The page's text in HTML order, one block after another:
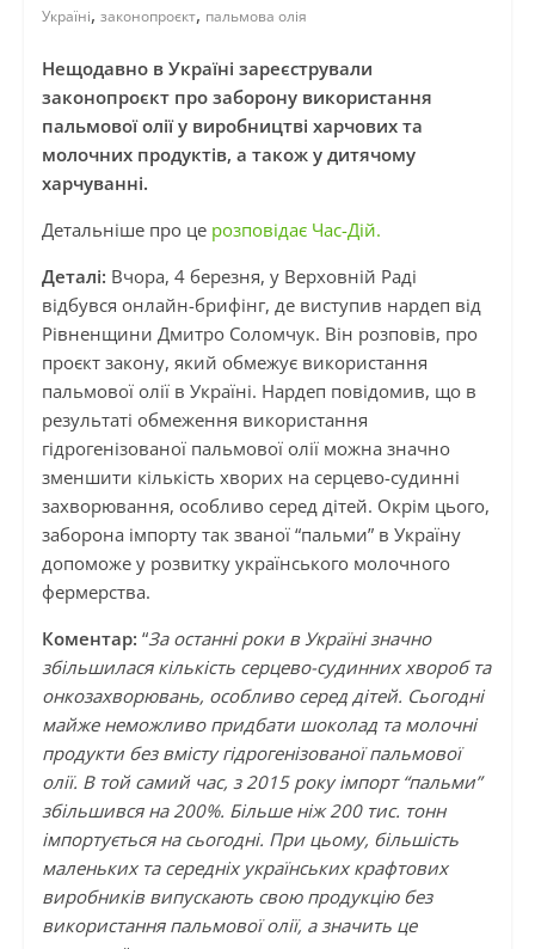
Україні, законопроєкт, пальмова олія
Нещодавно в Україні зареєстрували
законопроєкт про заборону використання
пальмової олії у виробництві харчових та
молочних продуктів, а також у дитячому
харчуванні.
Детальніше про це розповідає Час-Дій.
Деталі: Вчора, 4 березня, у Верховній Раді
відбувся онлайн-брифінг, де виступив нардеп від
Рівненщини Дмитро Соломчук. Він розповів, про
проєкт закону, який обмежує використання
пальмової олії в Україні. Нардеп повідомив, що в
результаті обмеження використання
гідрогенізованої пальмової олії можна значно
зменшити кількість хворих на серцево-судинні
захворювання, особливо серед дітей. Окрім цього,
заборона імпорту так званої “пальми” в Україну
допоможе у розвитку українського молочного
фермерства.
Коментар: “За останні роки в Україні значно
збільшилася кількість серцево-судинних хвороб та
онкозахворювань, особливо серед дітей. Сьогодні
майже неможливо придбати шоколад та молочні
продукти без вмісту гідрогенізованої пальмової
олії. В той самий час, з 2015 року імпорт “пальми”
збільшився на 200%. Більше ніж 200 тис. тонн
імпортується на сьогодні. При цьому, більшість
маленьких та середніх українських крафтових
виробників випускають свою продукцію без
використання пальмової олії, а значить це